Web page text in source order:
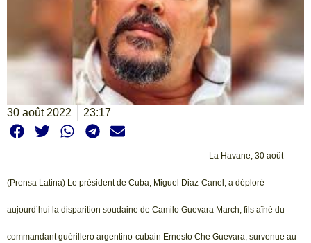
30 août 2022 23:17
La Havane, 30 août
(Prensa Latina) Le président de Cuba, Miguel Diaz-Canel, a déploré
aujourd’hui la disparition soudaine de Camilo Guevara March, fils aîné du
commandant guérillero argentino-cubain Ernesto Che Guevara, survenue au